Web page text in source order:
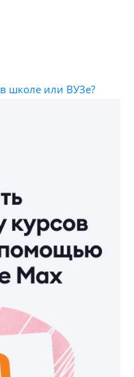
школе или ВУЗе?